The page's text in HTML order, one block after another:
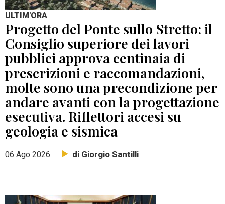
ULTIM'ORA
Progetto del Ponte sullo Stretto: il
Consiglio superiore dei lavori
pubblici approva centinaia di
prescrizioni e raccomandazioni,
molte sono una precondizione per
andare avanti con la progettazione
esecutiva. Riflettori accesi su
geologia e sismica
06 Ago 2026 di Giorgio Santilli